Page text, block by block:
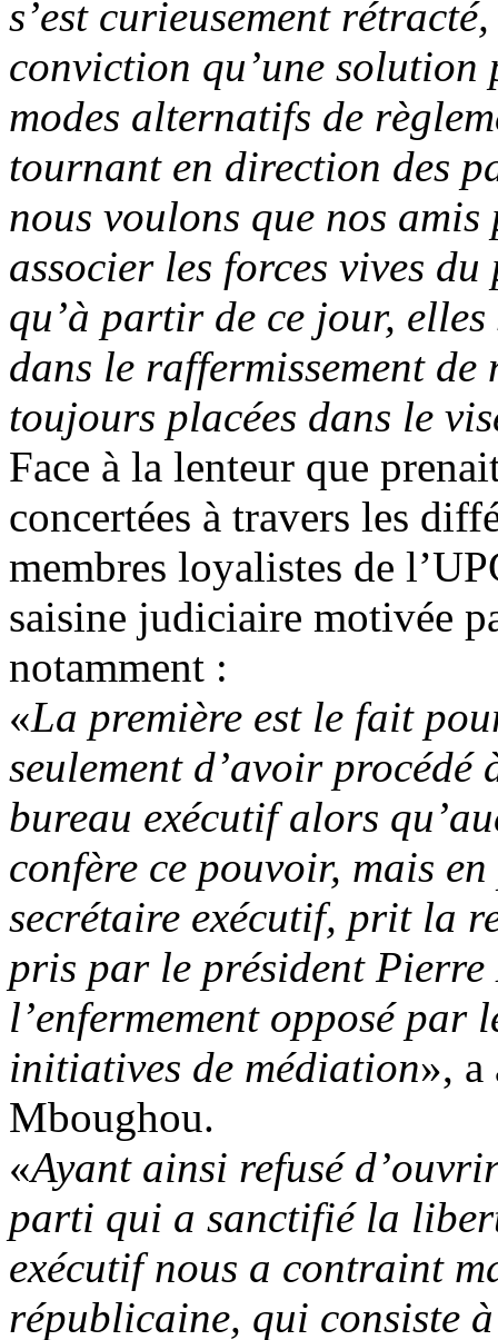
s’est curieusement
conviction qu’une solution
modes alternatifs de
tournant en direction des
nous voulons que nos
associer les forces vives
qu’à partir de ce jour,
dans le raffermissement de
toujours placées dans le
Face à la lenteur que
concertées à travers les
membres loyalistes de
saisine judiciaire motivée
notamment :
«La première est le fait
seulement d’avoir
bureau exécutif alors
confère ce pouvoir, mais
secrétaire exécutif, prit la
pris par le président
l’enfermement opposé par
initiatives de médiation», a
Mboughou.
«Ayant ainsi refusé
parti qui a sanctifié la
exécutif nous a contraint
républicaine, qui consiste